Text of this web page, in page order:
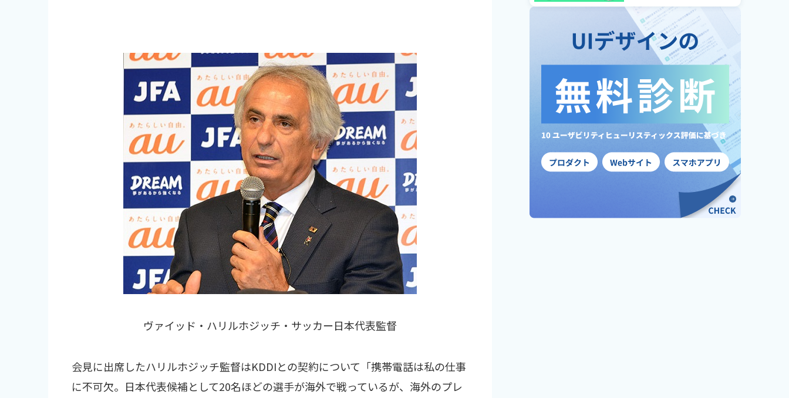
ヴァイッド・ハリルホジッチ・サッカー日本代表監督
会見に出席したハリルホジッチ監督はKDDIとの契約について「携帯電話は私の仕事
に不可欠。日本代表候補として20名ほどの選手が海外で戦っているが、海外のプレ